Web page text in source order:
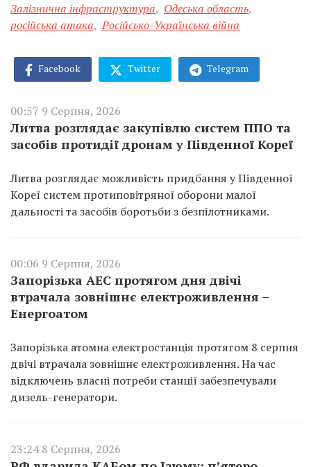
Залізнична інфраструктура, Одеська область,
російська атака, Російсько-Українська війна
Facebook Twitter Telegram
00:57 9 Серпня, 2026
Литва розглядає закупівлю систем ППО та
засобів протидії дронам у Південної Кореї
Литва розглядає можливість придбання у Південної
Кореї систем протиповітряної оборони малої
дальності та засобів боротьби з безпілотниками.
00:06 9 Серпня, 2026
Запорізька АЕС протягом дня двічі
втрачала зовнішнє електроживлення –
Енергоатом
Запорізька атомна електростанція протягом 8 серпня
двічі втрачала зовнішнє електроживлення. На час
відключень власні потреби станції забезпечували
дизель-генератори.
23:24 8 Серпня, 2026